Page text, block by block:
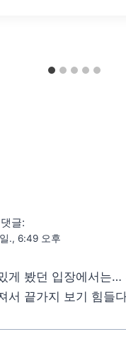
댓글:
., 6:49 오후
게 봤던 입장에서는…
서 끝가지 보기 힘들